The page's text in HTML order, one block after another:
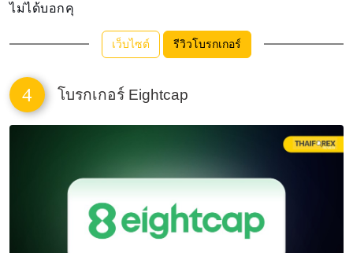
ไม่ได้บอกคุ
เว็บไซต์ รีวิวโบรกเกอร์
4 โบรกเกอร์ Eightcap